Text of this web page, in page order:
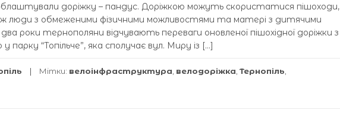
доріжку – пандус. Доріжкою можуть скористатися пішоходи,
люди з обмеженими фізичними можливостями та матері з дитячими
роки тернополяни відчувають переваги оновленої пішохідної доріжки з
“Топільче”, яка сполучає вул. Миру із […]
Мітки: велоінфраструктура велодоріжка Тернопіль